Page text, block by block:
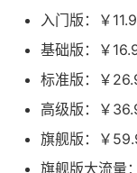
入门版：￥
基础版：￥
标准版：￥
高级版：￥
旗舰版：￥
旗舰版大流量